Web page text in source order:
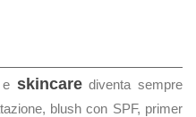
skincarediventa sempre
blush con SPF, primer